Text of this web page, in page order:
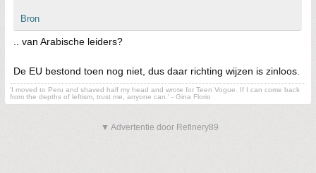
Bron
.. van Arabische leiders?
De EU bestond toen nog niet, dus daar richting wijzen is zinloos.
'I moved to Peru and shaved half my head and wrote for Teen Vogue. If I can come back
from the depths of leftism, trust me, anyone can.' - Gina Florio
▼ Advertentie door Refinery89